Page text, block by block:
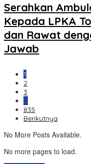
Serahkan
Kepada LPKA
dan Rawat
Jawab
1
2
3
…
835
Berikutnya
No More Posts Available.
No more pages to load.